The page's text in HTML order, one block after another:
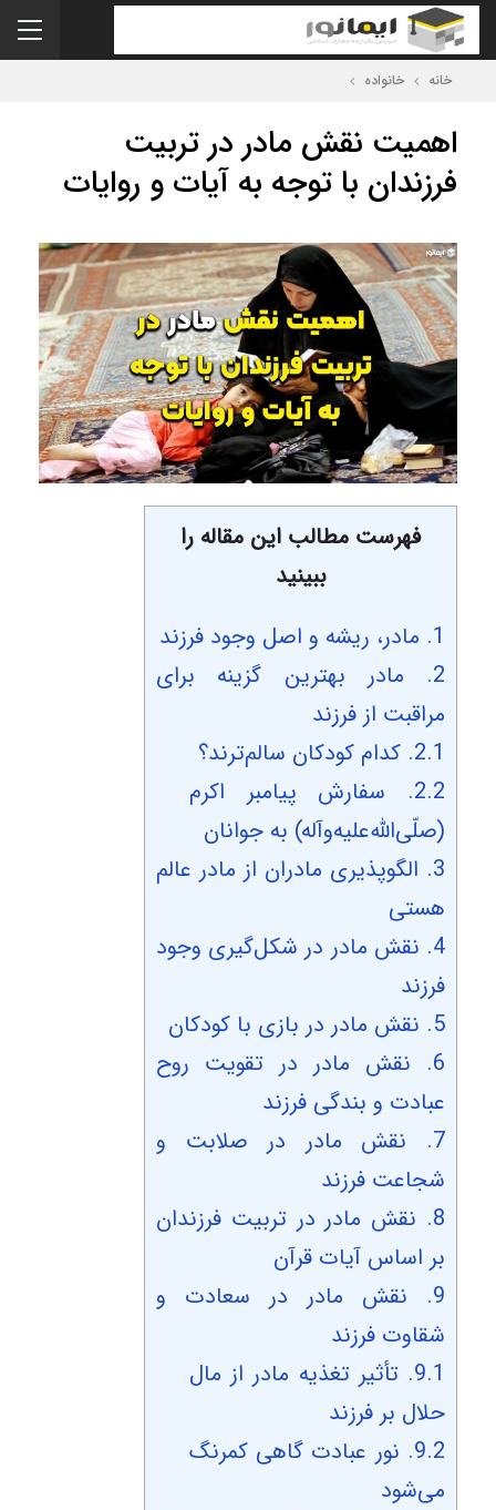
خانه خانواده
اهمیت نقش مادر در تربیت
فرزندان با توجه به آیات و روایات
فهرست مطالب این مقاله را
ببینید
1. مادر، ریشه و اصل وجود فرزند
2.
مادر بهترین گزینه برای
مراقبت از فرزند
2.1. کدام کودکان سالم‌ترند؟
2.2.
سفارش پیامبر اکرم
(صلّی‌الله‌علیه‌وآله) به جوانان
3. الگوپذیری مادران از مادر عالم
هستی
4. نقش مادر در شکل‌گیری وجود
فرزند
5. نقش مادر در بازی با کودکان
6.
نقش مادر در تقویت روح
عبادت و بندگی فرزند
7.
نقش مادر در صلابت و
شجاعت فرزند
8. نقش مادر در تربیت فرزندان
بر اساس آیات قرآن
9.
نقش مادر در سعادت و
شقاوت فرزند
9.1. تأثیر تغذیه مادر از مال
حلال بر فرزند
9.2. نور عبادت گاهی کمرنگ
می‌شود